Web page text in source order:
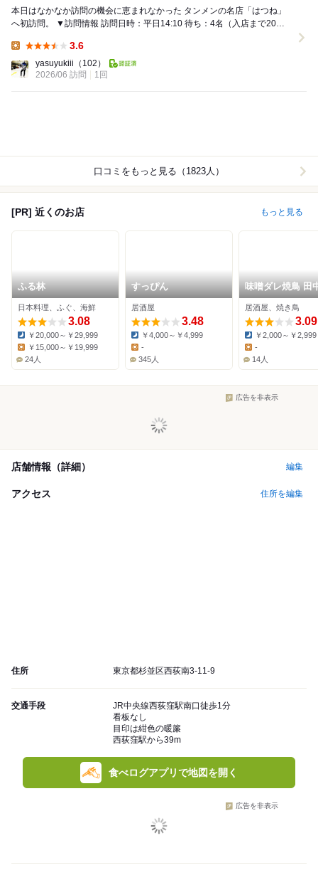
本日はなかなか訪問の機会に恵まれなかった タンメンの名店「はつね」
へ初訪問。 ▼訪問情報 訪問日時：平日14:10 待ち：4名（入店まで20
3.6
yasuyukiii （102）
2026/06 訪問
1回
口コミをもっと見る（1823人）
[PR] 近くのお店 もっと見る
ふる林
日本料理、ふぐ、海鮮
3.08
Dinner:
￥20,000～￥29,999
Lunch:
￥15,000～￥19,999
24人
すっぴん
居酒屋
3.48
Dinner:
￥4,000～￥4,999
-
345人
味噌ダレ焼鳥 田
居酒屋、焼き鳥
3.09
Dinner:
￥2,000～￥2,999
Lunch:
-
14人
広告を非表示
店舗情報（詳細） 編集
アクセス 住所を編集
住所 東京都杉並区西荻南3-11-9
交通手段
JR中央線西荻窪駅南口徒歩1分
看板なし
目印は紺色の暖簾
西荻窪駅から39m
食べログアプリで地図を開く
広告を非表示